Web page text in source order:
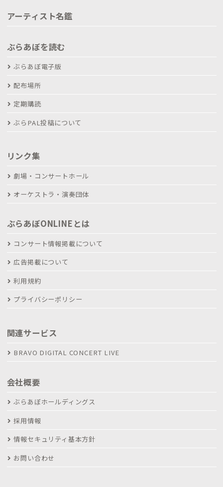
アーティスト名鑑
ぶらあぼを読む
ぶらあぼ電子版
配布場所
定期購読
ぶらPAL投稿について
リンク集
劇場・コンサートホール
オーケストラ・演奏団体
ぶらあぼONLINEとは
コンサート情報掲載について
広告掲載について
利用規約
プライバシーポリシー
関連サービス
BRAVO DIGITAL CONCERT LIVE
会社概要
ぶらあぼホールディングス
採用情報
情報セキュリティ基本方針
お問い合わせ